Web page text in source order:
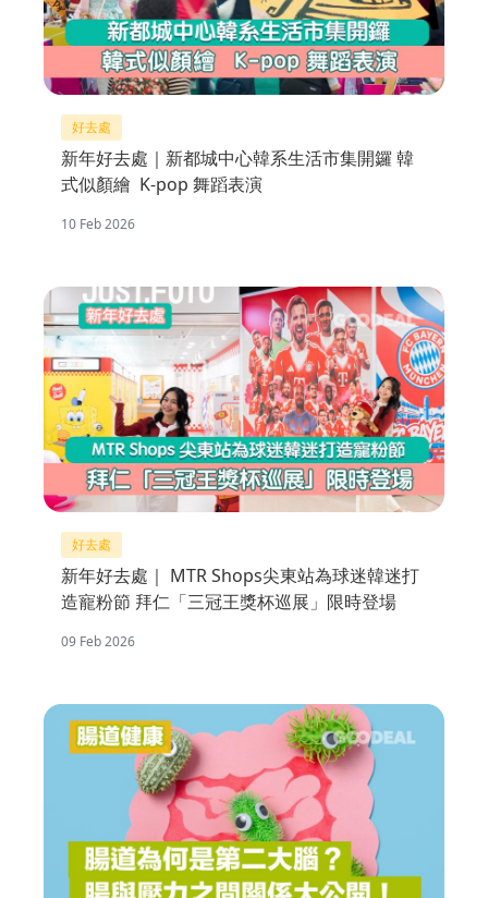
好去處
新年好去處｜新都城中心韓系生活市集開鑼 韓
式似顏繪 K-pop 舞蹈表演
10 Feb 2026
好去處
新年好去處｜ MTR Shops尖東站為球迷韓迷打
造寵粉節 拜仁「三冠王獎杯巡展」限時登場
09 Feb 2026